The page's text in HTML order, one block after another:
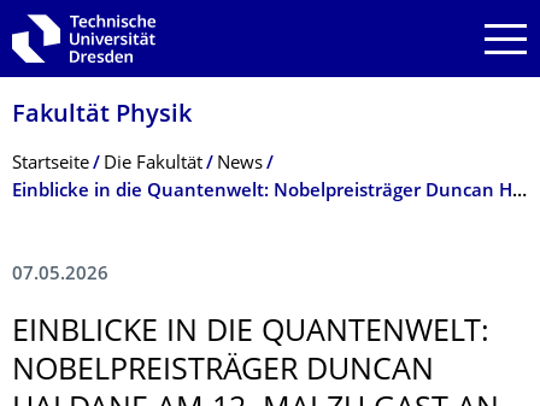
Zur Hauptnavigation springen
Zur Suche springen
Zum Inhalt springen
Fakultät Physik
Breadcrumb-Menü
Startseite Die Fakultät
News
Einblicke in die Quantenwelt: Nobelpreisträger Duncan Haldane am 12. Mai zu Gast an der TU Dresden
07.05.2026
EINBLICKE IN DIE QUANTENWELT:
NOBELPREISTRÄ­GER DUNCAN